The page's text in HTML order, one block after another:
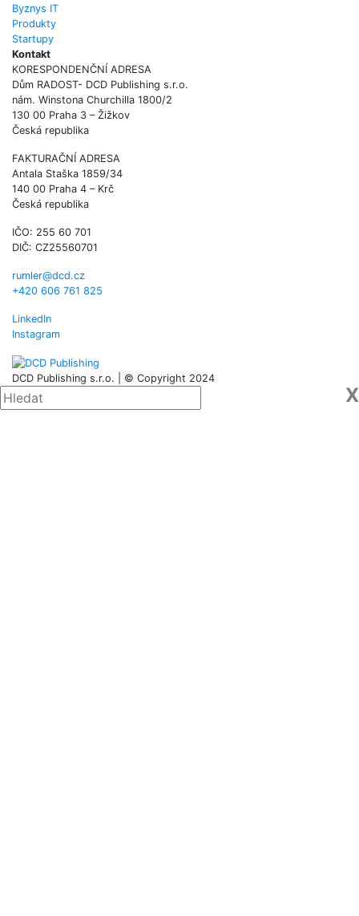
Byznys IT
Produkty
Startupy
Kontakt
KORESPONDENČNÍ ADRESA
Dům RADOST- DCD Publishing s.r.o.
nám. Winstona Churchilla 1800/2
130 00 Praha 3 – Žižkov
Česká republika
FAKTURAČNÍ ADRESA
Antala Staška 1859/34
140 00 Praha 4 – Krč
Česká republika
IČO: 255 60 701
DIČ: CZ25560701
rumler@dcd.cz
+420 606 761 825
LinkedIn
Instagram
DCD Publishing s.r.o. | © Copyright 2024
X